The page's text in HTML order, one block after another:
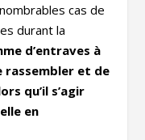
cas de
durant la
d’entraves à
rassembler et de
qu’il s’agir
en